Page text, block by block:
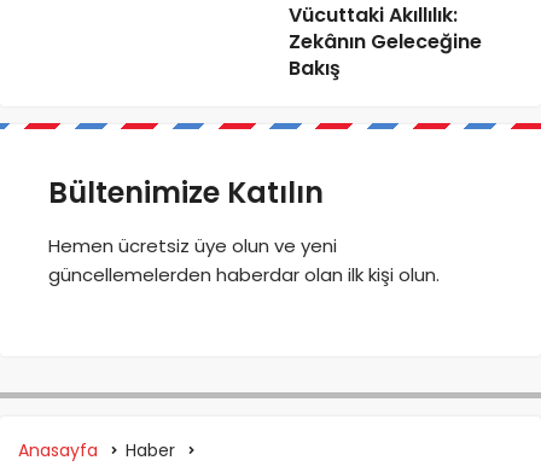
Vücuttaki Akıllılık:
Zekânın Geleceğine
Bakış
Bültenimize Katılın
Hemen ücretsiz üye olun ve yeni
güncellemelerden haberdar olan ilk kişi olun.
Anasayfa Haber